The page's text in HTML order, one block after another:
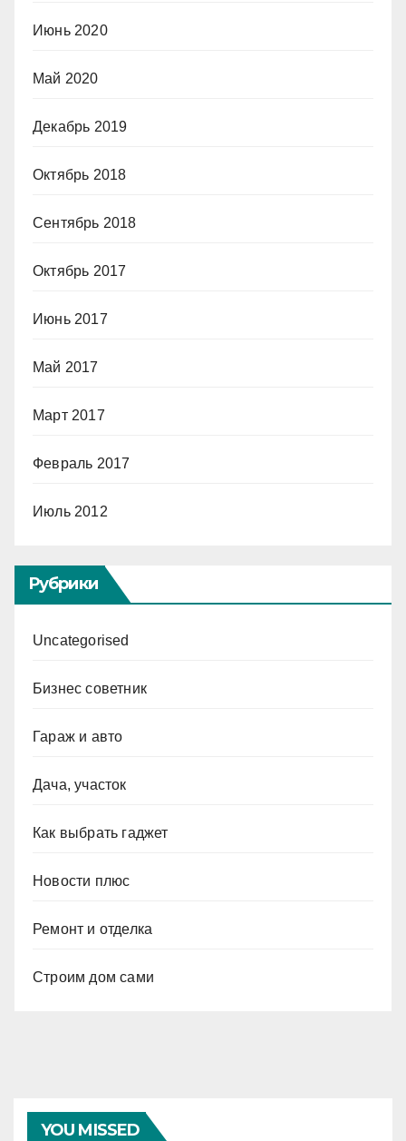
Июнь 2020
Май 2020
Декабрь 2019
Октябрь 2018
Сентябрь 2018
Октябрь 2017
Июнь 2017
Май 2017
Март 2017
Февраль 2017
Июль 2012
Рубрики
Uncategorised
Бизнес советник
Гараж и авто
Дача, участок
Как выбрать гаджет
Новости плюс
Ремонт и отделка
Строим дом сами
YOU MISSED